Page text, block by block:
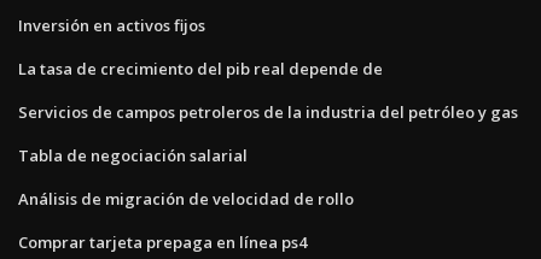
Inversión en activos fijos
La tasa de crecimiento del pib real depende de
Servicios de campos petroleros de la industria del petróleo y gas
Tabla de negociación salarial
Análisis de migración de velocidad de rollo
Comprar tarjeta prepaga en línea ps4